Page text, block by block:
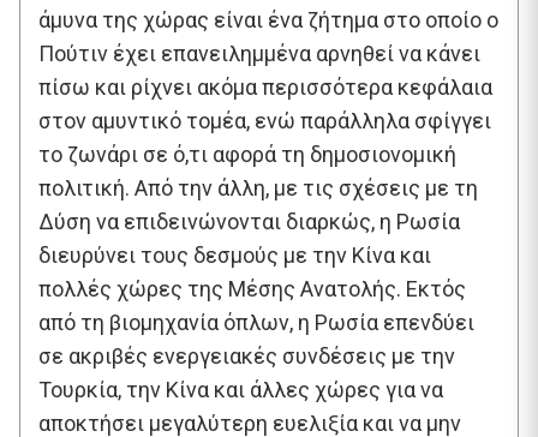
άμυνα της χώρας είναι ένα ζήτημα στο οποίο ο
Πούτιν έχει επανειλημμένα αρνηθεί να κάνει
πίσω και ρίχνει ακόμα περισσότερα κεφάλαια
στον αμυντικό τομέα, ενώ παράλληλα σφίγγει
το ζωνάρι σε ό,τι αφορά τη δημοσιονομική
πολιτική. Από την άλλη, με τις σχέσεις με τη
Δύση να επιδεινώνονται διαρκώς, η Ρωσία
διευρύνει τους δεσμούς με την Κίνα και
πολλές χώρες της Μέσης Ανατολής. Εκτός
από τη βιομηχανία όπλων, η Ρωσία επενδύει
σε ακριβές ενεργειακές συνδέσεις με την
Τουρκία, την Κίνα και άλλες χώρες για να
αποκτήσει μεγαλύτερη ευελιξία και να μην